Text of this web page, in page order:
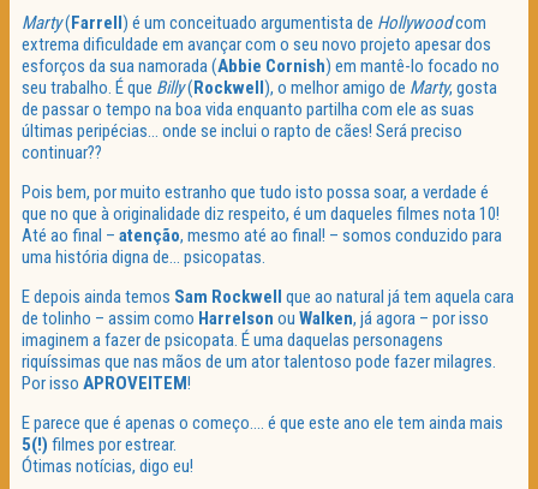
Marty(Farrell) é um conceituado argumentista de Hollywoodcom
extrema dificuldade em avançar com o seu novo projeto apesar dos
esforços da sua namorada (Abbie Cornish) em mantê-lo focado no
seu trabalho. É que Billy(Rockwell), o melhor amigo de Marty, gosta
de passar o tempo na boa vida enquanto partilha com ele as suas
últimas peripécias… onde se inclui o rapto de cães! Será preciso
continuar??
Pois bem, por muito estranho que tudo isto possa soar, a verdade é
que no que à originalidade diz respeito, é um daqueles filmes nota 10!
Até ao final – atenção, mesmo até ao final! – somos conduzido para
uma história digna de… psicopatas.
E depois ainda temos Sam Rockwell que ao natural já tem aquela cara
de tolinho – assim como Harrelson ou Walken, já agora – por isso
imaginem a fazer de psicopata. É uma daquelas personagens
riquíssimas que nas mãos de um ator talentoso pode fazer milagres.
Por isso APROVEITEM!
E parece que é apenas o começo…. é que este ano ele tem ainda mais
5(!) filmes por estrear.
Ótimas notícias, digo eu!